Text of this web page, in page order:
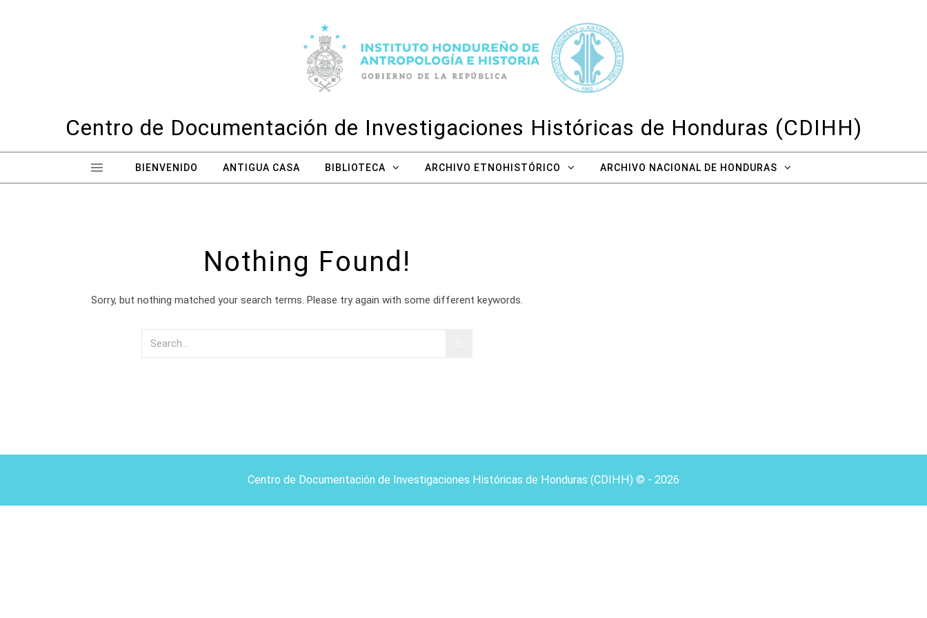
Centro de Documentación de Investigaciones Históricas de Honduras (CDIHH)
BIENVENIDO ANTIGUA CASA BIBLIOTECA ARCHIVO ETNOHISTÓRICO ARCHIVO NACIONAL DE HONDURAS
Nothing Found!
Sorry, but nothing matched your search terms. Please try again with some different keywords.
Centro de Documentación de Investigaciones Históricas de Honduras (CDIHH) © - 2026